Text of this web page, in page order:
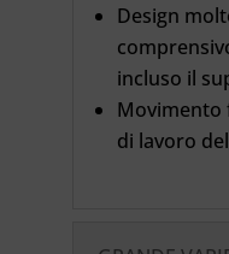
Design
incluso il
Movimento
di lavoro